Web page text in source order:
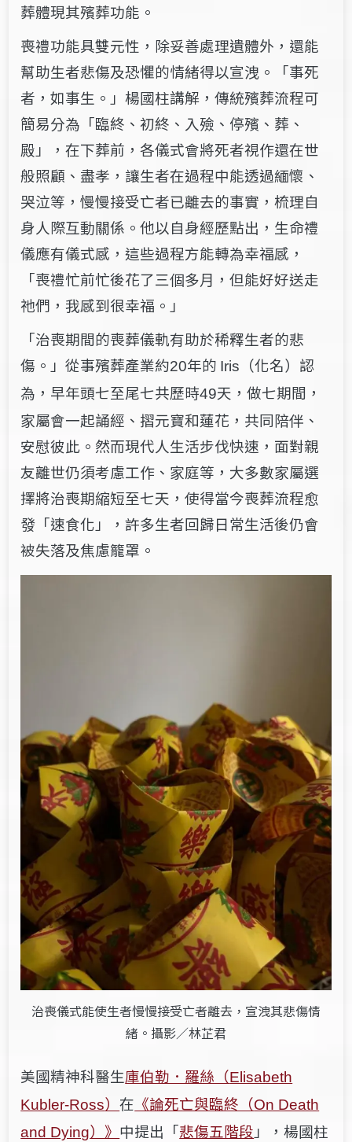
葬體現其殯葬功能。
喪禮功能具雙元性，除妥善處理遺體外，還能
幫助生者悲傷及恐懼的情緒得以宣洩。「事死
者，如事生。」楊國柱講解，傳統殯葬流程可
簡易分為「臨終、初終、入殮、停殯、葬、
殿」，在下葬前，各儀式會將死者視作還在世
般照顧、盡孝，讓生者在過程中能透過緬懷、
哭泣等，慢慢接受亡者已離去的事實，梳理自
身人際互動關係。他以自身經歷點出，生命禮
儀應有儀式感，這些過程方能轉為幸福感，
「喪禮忙前忙後花了三個多月，但能好好送走
祂們，我感到很幸福。」
「治喪期間的喪葬儀軌有助於稀釋生者的悲
傷。」從事殯葬產業約20年的 Iris
（化名）認
為，早年頭七至尾七共歷時49天，做七期間，
家屬會一起誦經、摺元寶和蓮花，共同陪伴、
安慰彼此。然而現代人生活步伐快速，面對親
友離世仍須考慮工作、家庭等，大多數家屬選
擇將治喪期縮短至七天，使得當今喪葬流程愈
發「速食化」，許多生者回歸日常生活後仍會
被失落及焦慮籠罩。
治喪儀式能使生者慢慢接受亡者離去，宣洩其悲傷情
緒。攝影／林芷君
美國精神科醫生庫伯勒．羅絲（Elisabeth
Kubler-Ross）在 《論死亡與臨終（On Death
and Dying）》 中提出「悲傷五階段」，楊國柱